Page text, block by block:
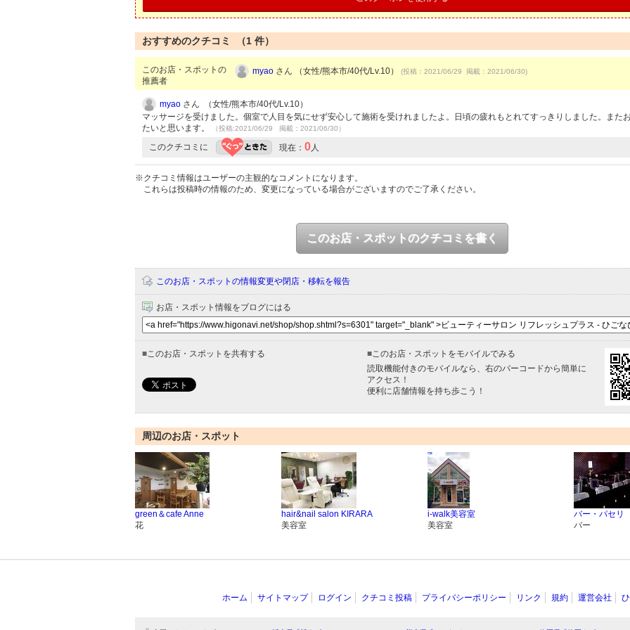
おすすめのクチコミ （1 件）
このお店・スポットの
推薦者
myao さん （女性/熊本市/40代/Lv.10） (投稿：2021/06/29 掲載：2021/06/30)
myao さん （女性/熊本市/40代/Lv.10）
マッサージを受けました。個室で人目を気にせず安心して施術を受けれましたよ。日頃の疲れもとれてすっきりしました。また
たいと思います。
（投稿:2021/06/29 掲載：2021/06/30）
このクチコミに 現在： 0人
※クチコミ情報はユーザーの主観的なコメントになります。
これらは投稿時の情報のため、変更になっている場合がございますのでご了承ください。
このお店・スポットのクチコミを書く
このお店・スポットの情報変更や閉店・移転を報告
お店・スポット情報をブログにはる
■このお店・スポットを共有する ■このお店・スポットをモバイルでみる
読取機能付きのモバイルなら、右のバーコードから簡単に
アクセス！
便利に店舗情報を持ち歩こう！
周辺のお店・スポット
green＆cafe Anne
花
hair&nail salon KIRARA
美容室
i-walk美容室
美容室
バー・パセリ
バー
ホーム サイトマップ ログイン クチコミ投稿 プライバシーポリシー リンク 規約 運営会社